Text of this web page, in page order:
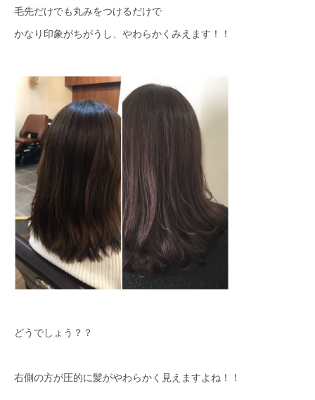
毛先だけでも丸みをつけるだけで
かなり印象がちがうし、やわらかくみえます！！
どうでしょう？？
右側の方が圧的に髪がやわらかく見えますよね！！